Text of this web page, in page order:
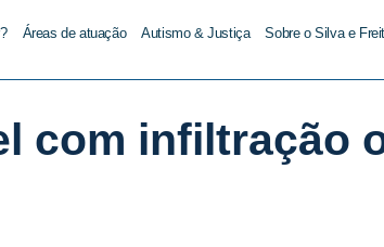
Áreas de atuação Autismo & Justiça Sobre o Silva e
com infiltração